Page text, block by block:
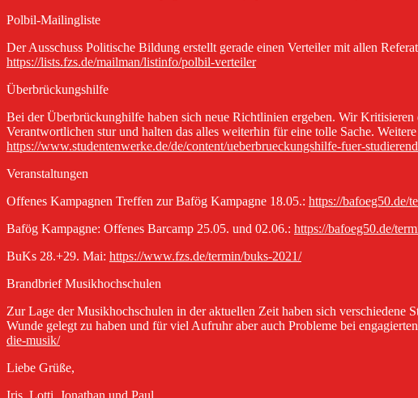
Polbil-Mailingliste
Der Ausschuss Politische Bildung erstellt gerade einen Verteiler mit allen
https://lists.fzs.de/mailman/listinfo/polbil-verteiler
Überbrückungshilfe
Bei der Überbrückunghilfe haben sich neue Richtlinien ergeben. Wir
Verantwortlichen stur und halten das alles weiterhin für eine tolle Sache.
https://www.studentenwerke.de/de/content/ueberbrueckungshilfe-fuer-
Veranstaltungen
Offenes Kampagnen Treffen zur Bafög Kampagne 18.05.: https://bafoeg50.de/
Bafög Kampagne: Offenes Barcamp 25.05. und 02.06.: https://bafoeg50.de/
BuKs 28.+29. Mai: https://www.fzs.de/termin/buks-2021/
Brandbrief Musikhochschulen
Zur Lage der Musikhochschulen in der aktuellen Zeit haben sich verschiedene
Wunde gelegt zu haben und für viel Aufruhr aber auch Probleme bei
die-musik/
Liebe Grüße,
Iris, Lotti, Jonathan und Paul